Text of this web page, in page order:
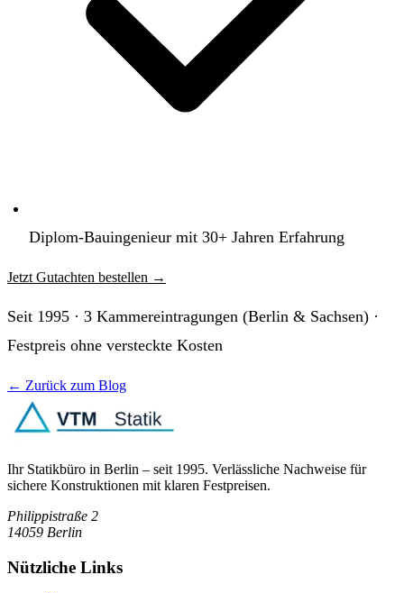
Diplom-Bauingenieur mit 30+ Jahren Erfahrung
Jetzt Gutachten bestellen →
Seit 1995 · 3 Kammereintragungen (Berlin & Sachsen) ·
Festpreis ohne versteckte Kosten
← Zurück zum Blog
Ihr Statikbüro in Berlin – seit 1995. Verlässliche Nachweise für
sichere Konstruktionen mit klaren Festpreisen.
Philippistraße 2
14059 Berlin
Nützliche Links